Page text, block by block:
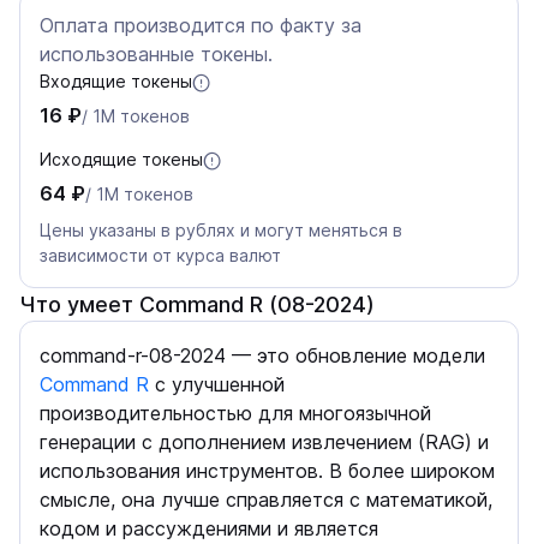
Оплата производится по факту за
использованные токены.
Входящие токены
16 ₽/ 1M токенов
Исходящие токены
64 ₽/ 1M токенов
Цены указаны в рублях и могут меняться в
зависимости от курса валют
Что умеет Command R (08-2024)
command-r-08-2024 — это обновление модели
Command R с улучшенной
производительностью для многоязычной
генерации с дополнением извлечением (RAG) и
использования инструментов. В более широком
смысле, она лучше справляется с математикой,
кодом и рассуждениями и является